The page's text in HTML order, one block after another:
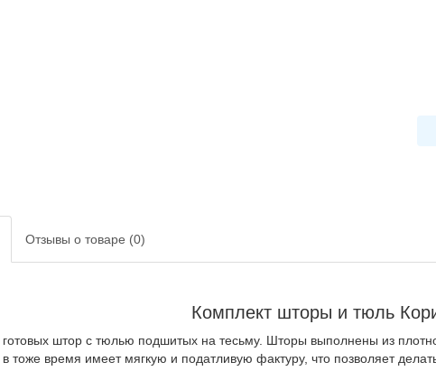
Отзывы о товаре (0)
Комплект шторы и тюль
готовых штор с тюлью подшитых на тесьму. Шторы выполнены из
тоже время имеет мягкую и податливую фактуру, что позволяет